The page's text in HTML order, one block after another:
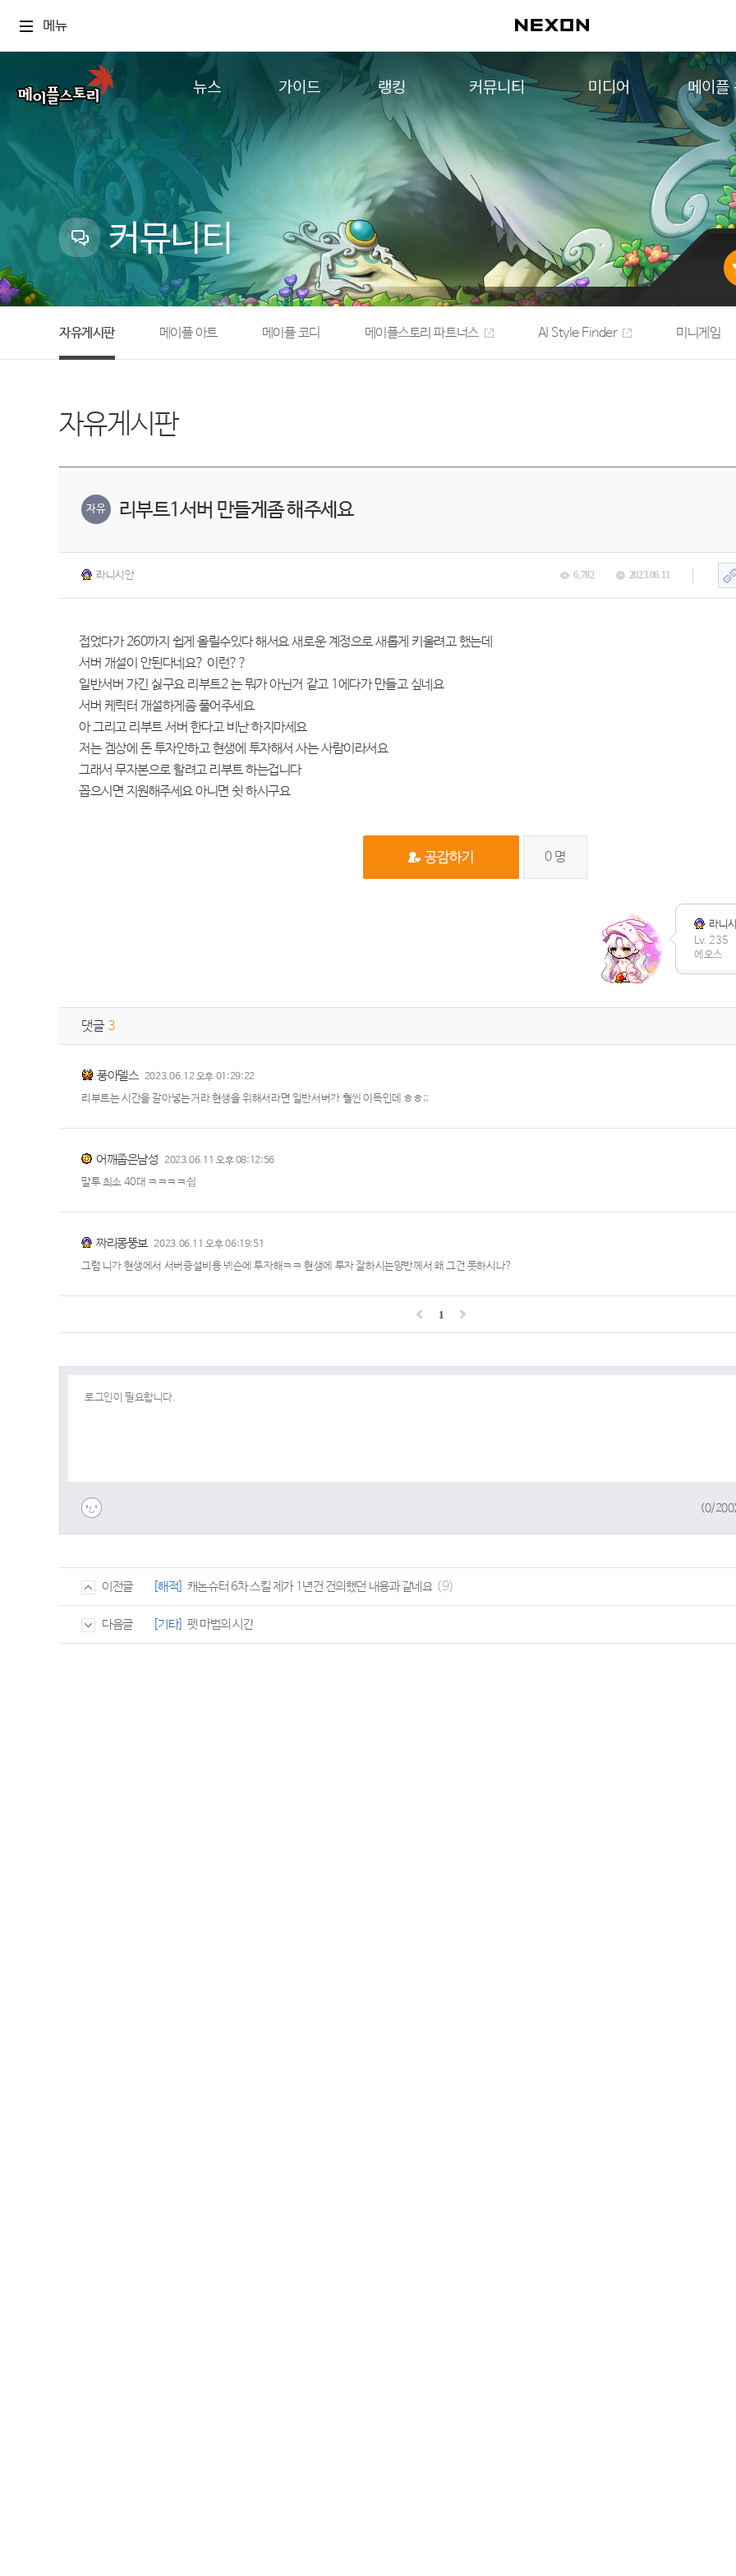
메뉴
뉴스
업데이트
이벤트
캐시샵 공지
메이플 알림판
with maple
가이드
추가정보
랭킹
컨텐츠 랭킹
커뮤니티
자유게시판
메이플 아트
메이플 코디
메이플스토리 파트너스
AI Style Finder
미니게임
커뮤니티 아카이브
미디어 메이플
메이플
커뮤니티
자유게시판 메이플 아트 메이플 코디 메이플스토리 파트너스 AI Style Finder 미니게임
자유게시판
자유 리부트1서버 만들게좀 해주세요
라니시안 6,782 2023.06.11
접었다가 260까지 쉽게 올릴수있다 해서요 새로운 계정으로 새롭게 키울려고 했는데
서버 개설이 안된다네요? 이런??
일반서버 가긴 싫구요 리부트2 는 뭐가 아닌거 같고 1에다가 만들고 싶네요
서버 케릭터 개설하게좀 풀어주세요
아 그리고 리부트 서버 한다고 비난 하지마세요
저는 겜상에 돈 투자안하고 현생에 투자해서 사는 사람이라서요
그래서 무자본으로 할려고 리부트 하는겁니다
꼽으시면 지원해주세요 아니면 쉿 하시구요
0명
라니
Lv. 235
에오스
댓글 3
풍아델스 2023.06.12 오후 01:29:22
리부트는 시간을 갈아넣는거라 현생을 위해서라면 일반서버가 훨씬 이득인데 ㅎㅎ;;
어깨좁은남성 2023.06.11 오후 08:12:56
말투 최소 40대 ㅋㅋㅋㅋ싑
짜리몽뚱보 2023.06.11 오후 06:19:51
그럼 니가 현생에서 서버증설비용 넥슨에 투자해ㅋㅋ 현생에 투자 잘하시는양반께서 왜 그건 못하시나?
1
(0/
이전글 [해적] 캐논슈터 6차 스킬 제가 1년건 건의했던 내용과 같네요 (9)
다음글 [기타] 펫 마법의 시간